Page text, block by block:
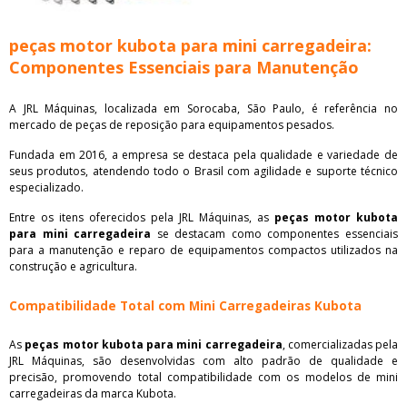
peças motor kubota para mini carregadeira:
Componentes Essenciais para Manutenção
A JRL Máquinas, localizada em Sorocaba, São Paulo, é referência no
mercado de peças de reposição para equipamentos pesados.
Fundada em 2016, a empresa se destaca pela qualidade e variedade de
seus produtos, atendendo todo o Brasil com agilidade e suporte técnico
especializado.
Entre os itens oferecidos pela JRL Máquinas, as peças motor kubota
para mini carregadeira se destacam como componentes essenciais
para a manutenção e reparo de equipamentos compactos utilizados na
construção e agricultura.
Compatibilidade Total com Mini Carregadeiras Kubota
As peças motor kubota para mini carregadeira, comercializadas pela
JRL Máquinas, são desenvolvidas com alto padrão de qualidade e
precisão, promovendo total compatibilidade com os modelos de mini
carregadeiras da marca Kubota.